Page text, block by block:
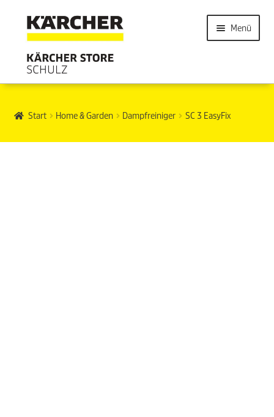
Menü
Start Home & Garden Dampfreiniger SC 3 EasyFix